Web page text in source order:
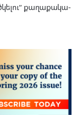
քա­ղա­քա­կա­